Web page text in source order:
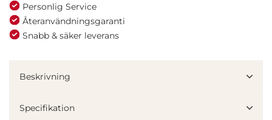
och annonserna till användarna, tillhandahålla funktioner
vidarebefordrar även sådana identifierare och annan
Personlig Service
Återanvändningsgaranti
Snabb & säker leverans
Beskrivning
Specifikation